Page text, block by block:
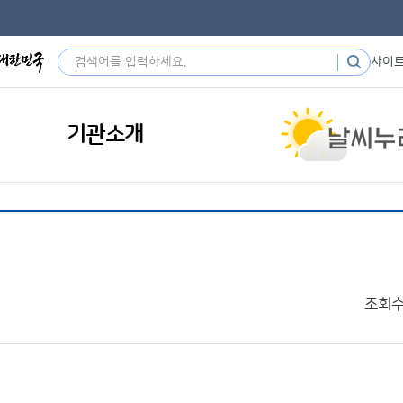
사이
기관소개
조회